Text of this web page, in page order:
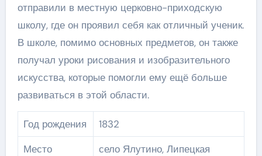
отправили в местную церковно-приходскую
школу, где он проявил себя как отличный ученик.
В школе, помимо основных предметов, он также
получал уроки рисования и изобразительного
искусства, которые помогли ему ещё больше
развиваться в этой области.
Год рождения
1832
Место
село Ялутино, Липецкая